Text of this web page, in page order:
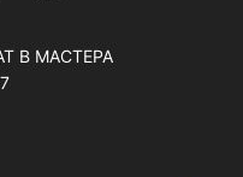
В МАСТЕРА